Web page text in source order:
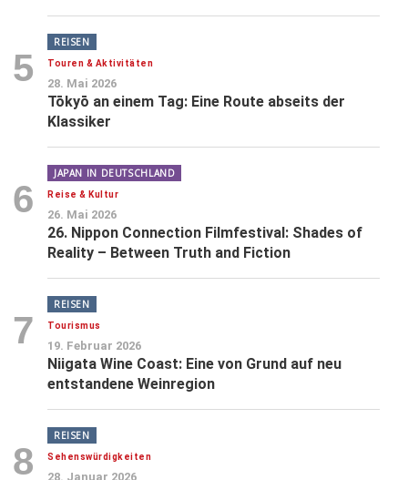
5
REISEN
Touren & Aktivitäten
28. Mai 2026
Tōkyō an einem Tag: Eine Route abseits der
Klassiker
6
JAPAN IN DEUTSCHLAND
Reise & Kultur
26. Mai 2026
26. Nippon Connection Filmfestival: Shades of
Reality – Between Truth and Fiction
7
REISEN
Tourismus
19. Februar 2026
Niigata Wine Coast: Eine von Grund auf neu
entstandene Weinregion
8
REISEN
Sehenswürdigkeiten
28. Januar 2026